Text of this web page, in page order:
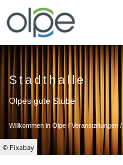
© Pixabay
Stadthalle
Olpes gute Stube
Willkommen in Olpe / Veranstaltungen/